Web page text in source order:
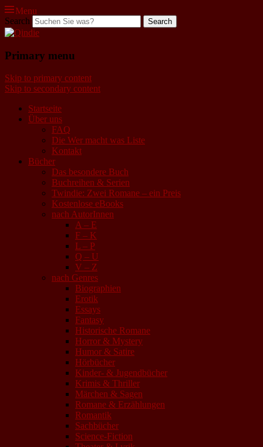
Menu
Qindie
Search
Primary menu
Skip to primary content
Skip to secondary content
Startseite
Über uns
FAQ
Die Wer macht was Liste
Kontakt
Bücher
Das besondere Buch
Buchreihen & Serien
Twindie: Zwei Romane – ein Preis
Kostenlose eBooks
nach AutorInnen
A – E
F – K
L – P
Q – U
V – Z
nach Genres
Biographien
Erotik
Essays
Fantasy
Historische Romane
Horror & Mystery
Humor & Satire
Hörbücher
Kinder- & Jugendbücher
Krimis & Thriller
Märchen & Sagen
Romane & Erzählungen
Romantik
Sachbücher
Science-Fiction